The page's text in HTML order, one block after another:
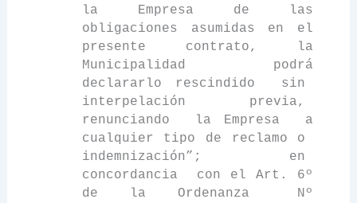
la Empresa de las
obligaciones asumidas en el
presente contrato,
la
Municipalidad
podrá
declararlo rescindido
sin
interpelación previa,
renunciando
la Empresa
a
cualquier tipo de reclamo o
indemnización”; en
concordancia
con el Art. 6º
de
la Ordenanza Nº